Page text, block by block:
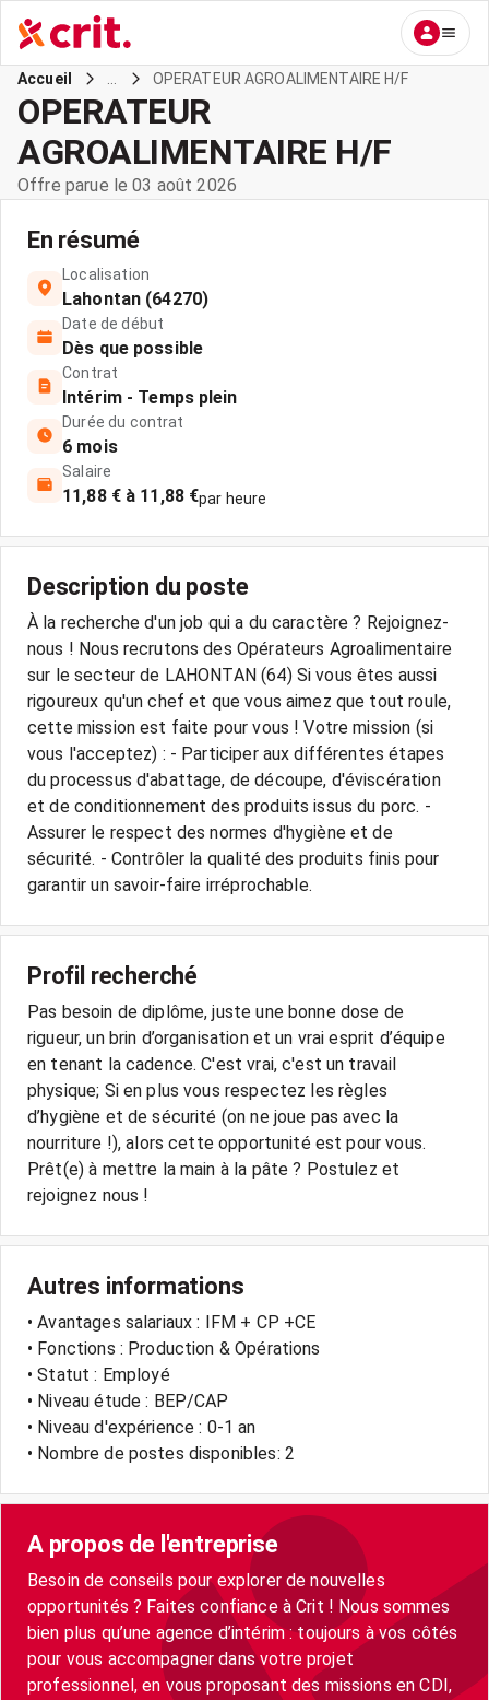
Accueil OPERATEUR AGROALIMENTAIRE H/F
OPERATEUR
AGROALIMENTAIRE H/F
Offre parue le 03 août 2026
En résumé
Localisation
Lahontan (64270)
Date de début
Dès que possible
Contrat
Intérim - Temps plein
Durée du contrat
6 mois
Salaire
11,88 € à 11,88 €par heure
Description du poste
À la recherche d'un job qui a du caractère ? Rejoignez-
nous ! Nous recrutons des Opérateurs Agroalimentaire
sur le secteur de LAHONTAN (64) Si vous êtes aussi
rigoureux qu'un chef et que vous aimez que tout roule,
cette mission est faite pour vous ! Votre mission (si
vous l'acceptez) : - Participer aux différentes étapes
du processus d'abattage, de découpe, d'éviscération
et de conditionnement des produits issus du porc. -
Assurer le respect des normes d'hygiène et de
sécurité. - Contrôler la qualité des produits finis pour
garantir un savoir-faire irréprochable.
Profil recherché
Pas besoin de diplôme, juste une bonne dose de
rigueur, un brin d’organisation et un vrai esprit d’équipe
en tenant la cadence. C'est vrai, c'est un travail
physique; Si en plus vous respectez les règles
d’hygiène et de sécurité (on ne joue pas avec la
nourriture !), alors cette opportunité est pour vous.
Prêt(e) à mettre la main à la pâte ? Postulez et
rejoignez nous !
Autres informations
• Avantages salariaux : IFM + CP +CE
• Fonctions : Production & Opérations
• Statut : Employé
• Niveau étude : BEP/CAP
• Niveau d'expérience : 0-1 an
• Nombre de postes disponibles: 2
A propos de l'entreprise
Besoin de conseils pour explorer de nouvelles
opportunités ? Faites confiance à Crit ! Nous sommes
bien plus qu’une agence d’intérim : toujours à vos côtés
pour vous accompagner dans votre projet
professionnel, en vous proposant des missions en CDI,